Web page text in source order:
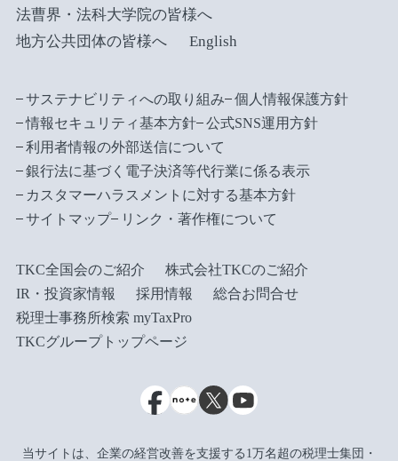
法曹界・法科大学院の皆様へ
地方公共団体の皆様へ
English
サステナビリティへの取り組み
個人情報保護方針
情報セキュリティ基本方針
公式SNS運用方針
利用者情報の外部送信について
銀行法に基づく電子決済等代行業に係る表示
カスタマーハラスメントに対する基本方針
サイトマップ
リンク・著作権について
TKC全国会のご紹介
株式会社TKCのご紹介
IR・投資家情報
採用情報
総合お問合せ
税理士事務所検索 myTaxPro
TKCグループトップページ
当サイトは、企業の経営改善を支援する1万名超の税理士集団・